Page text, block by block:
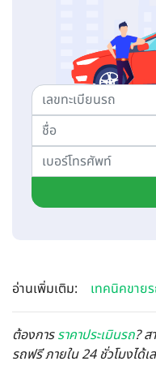
อ่านเพิ่มเติม: เทคนิคขาย
ต้องการราคาประเมินรถ?
รถฟรี ภายใน 24 ชั่วโมงได้